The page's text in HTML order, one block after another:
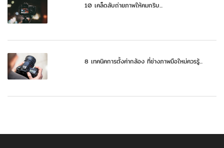
10 เคล็ดลับถ่ายภาพให้คมกริบ...
8 เทคนิคการตั้งค่ากล้อง ที่ช่างภาพมือใหม่ควรรู้...